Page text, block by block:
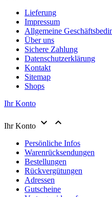
Lieferung
Impressum
Allgemeine
Über uns
Sichere Zahlung
Datenschutzerklärung
Kontakt
Sitemap
Shops
Ihr Konto
Ihr Konto  
Persönliche Infos
Warenrücksendungen
Bestellungen
Rückvergütungen
Adressen
Gutscheine